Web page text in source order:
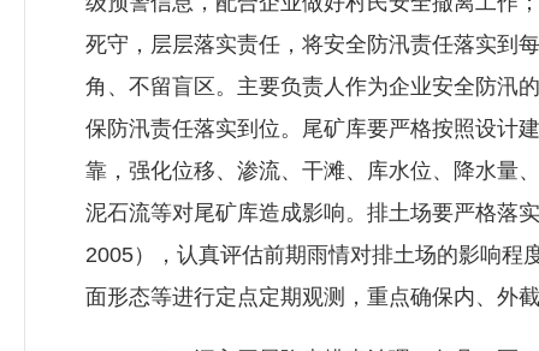
死守，层层落实责任，将安全防汛责任落实到
角、不留盲区。主要负责人作为企业安全防汛
保防汛责任落实到位。尾矿库要严格按照设计
靠，强化位移、渗流、干滩、库水位、降水量
泥石流等对尾矿库造成影响。排土场要严格落
2005），认真评估前期雨情对排土场的影响程
面形态等进行定点定期观测，重点确保内、外